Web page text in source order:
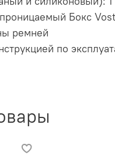
Бокс
ремней
по